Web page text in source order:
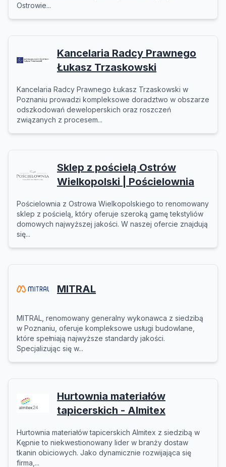
Ostrowie...
Kancelaria Radcy Prawnego
Łukasz Trzaskowski
Kancelaria Radcy Prawnego Łukasz Trzaskowski w
Poznaniu prowadzi kompleksowe doradztwo w obszarze
odszkodowań deweloperskich oraz roszczeń
związanych z procesem...
Sklep z pościelą Ostrów
Wielkopolski | Pościelownia
Pościelownia z Ostrowa Wielkopolskiego to renomowany
sklep z pościelą, który oferuje szeroką gamę tekstyliów
domowych najwyższej jakości. W naszej ofercie znajdują
się...
MITRAL
MITRAL, renomowany generalny wykonawca z siedzibą
w Poznaniu, oferuje kompleksowe usługi budowlane,
które spełniają najwyższe standardy jakości.
Specjalizując się w...
Hurtownia materiałów
tapicerskich - Almitex
Hurtownia materiałów tapicerskich Almitex z siedzibą w
Kępnie to niekwestionowany lider w branży dostaw
tkanin obiciowych. Jako dynamicznie rozwijająca się
firma,...